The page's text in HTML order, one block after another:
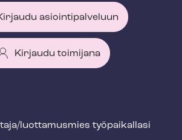
asiointipalveluun
Kirjaudu toimijana
luottamusmies työpaikallasi